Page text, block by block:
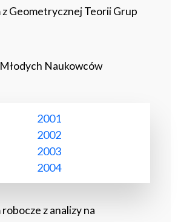
z Geometrycznej Teorii Grup
Naukowców
2001
2002
2003
2004
z analizy na